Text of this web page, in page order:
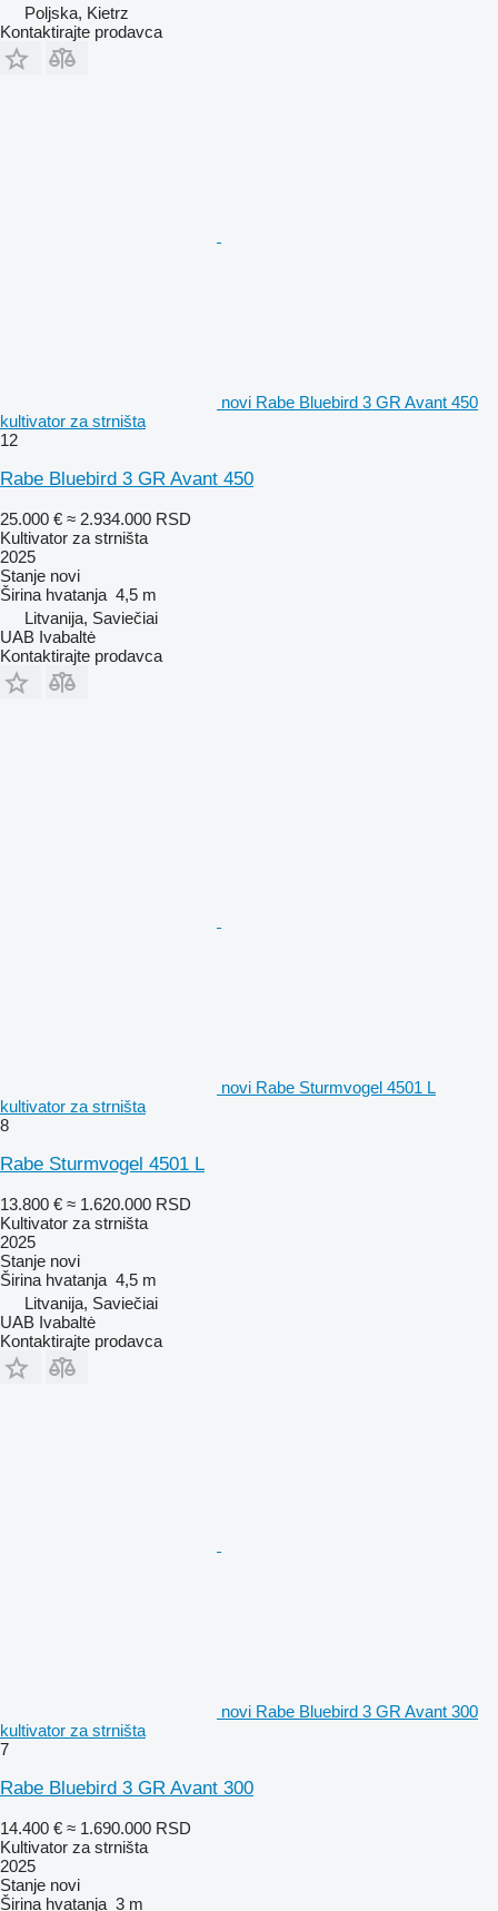
Poljska, Kietrz
Kontaktirajte prodavca
novi Rabe Bluebird 3 GR Avant 450
kultivator za strništa
12
Rabe Bluebird 3 GR Avant 450
25.000 € ≈ 2.934.000 RSD
Kultivator za strništa
2025
Stanje novi
Širina hvatanja 4,5 m
Litvanija, Saviečiai
UAB Ivabaltė
Kontaktirajte prodavca
novi Rabe Sturmvogel 4501 L
kultivator za strništa
8
Rabe Sturmvogel 4501 L
13.800 € ≈ 1.620.000 RSD
Kultivator za strništa
2025
Stanje novi
Širina hvatanja 4,5 m
Litvanija, Saviečiai
UAB Ivabaltė
Kontaktirajte prodavca
novi Rabe Bluebird 3 GR Avant 300
kultivator za strništa
7
Rabe Bluebird 3 GR Avant 300
14.400 € ≈ 1.690.000 RSD
Kultivator za strništa
2025
Stanje novi
Širina hvatanja 3 m